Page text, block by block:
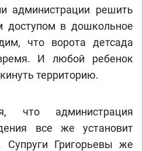
администрации решить
доступом в дошкольное
что ворота детсада
И любой ребенок
территорию.
что администрация
все же установит
Супруги Григорьевы же